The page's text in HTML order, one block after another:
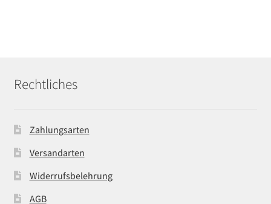
Rechtliches
Zahlungsarten
Versandarten
Widerrufsbelehrung
AGB